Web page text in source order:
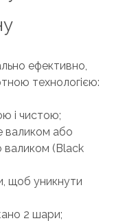
ефективно,
технологією:
і чистою;
валиком або
валиком (Black
щоб уникнути
2 шари;